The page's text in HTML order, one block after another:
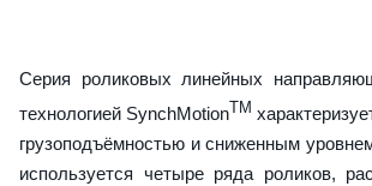
Серия роликовых линейных
технологией SynchMotion TM
грузоподъёмностью и сниженным
используется четыре ряда роликов,